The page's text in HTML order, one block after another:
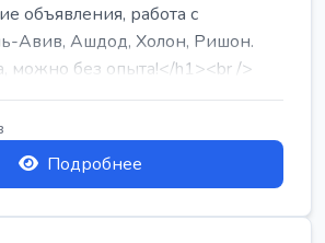
объявления, работа с
Авив, Ашдод, Холон, Ришон.
можно без опыта!</h1><br />
Подробнее